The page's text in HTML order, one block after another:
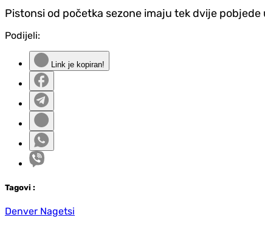
Pistonsi od početka sezone imaju tek dvije
Podijeli:
Link je kopiran!
Tagovi :
Denver Nagetsi